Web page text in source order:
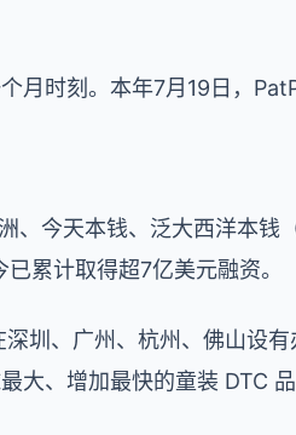
月时刻。本年7月19日，
、今天本钱、泛大西洋本钱
累计取得超7亿美元融资。
圳、广州、杭州、佛山设
大、增加最快的童装 DTC